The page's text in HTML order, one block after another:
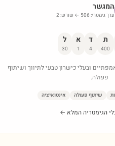
המגשר
ערך גימטרי: 506 ← שורש:2
ת
400
ד
4
א
1
ל
30
ובעלי כישרון טבעי לתיווך ושיתוף
פעולה.
שיתוף פעולה אינטואיציה
הגימטריה המלא ←